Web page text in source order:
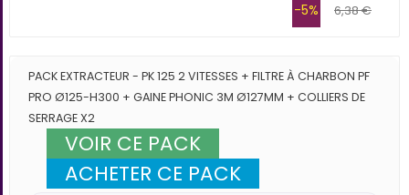
-5% 6,38 €
PACK EXTRACTEUR - PK 125 2 VITESSES + FILTRE À CHARBON PF
PRO Ø125-H300 + GAINE PHONIC 3M Ø127MM + COLLIERS DE
SERRAGE X2
VOIR CE PACK
ACHETER CE PACK